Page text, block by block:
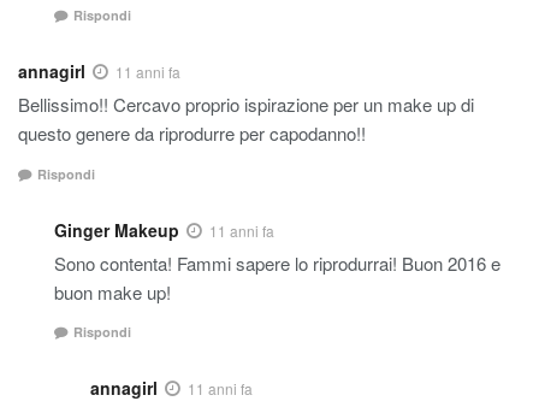
Rispondi
annagirl 11 anni fa
Bellissimo!! Cercavo proprio ispirazione per un make up di
questo genere da riprodurre per capodanno!!
Rispondi
Ginger Makeup 11 anni fa
Sono contenta! Fammi sapere lo riprodurrai! Buon 2016 e
buon make up!
Rispondi
annagirl 11 anni fa